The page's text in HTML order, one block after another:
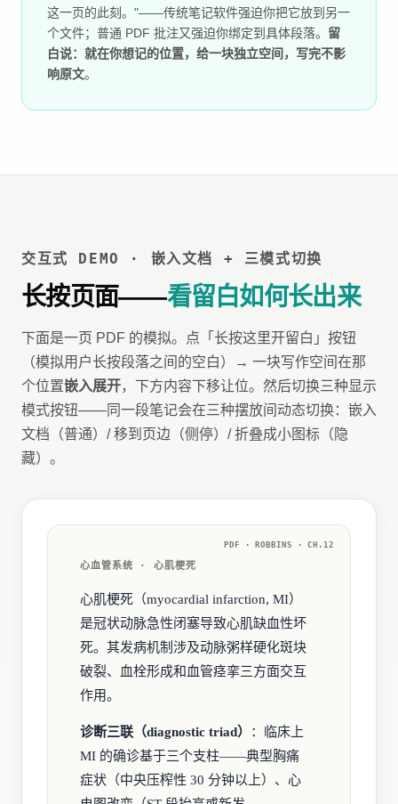
这一页的此刻。"——传统笔记软件强迫你把它放到另一
个文件；普通 PDF 批注又强迫你绑定到具体段落。 留
白说：就在你想记的位置，给一块独立空间，写完不影
响原文。
交互式 DEMO · 嵌入文档 + 三模式切换
长按页面——看留白如何长出来
下面是一页 PDF 的模拟。点「长按这里开留白」按钮
（模拟用户长按段落之间的空白）→ 一块写作空间在那
个位置嵌入展开，下方内容下移让位。然后切换三种显示
模式按钮——同一段笔记会在三种摆放间动态切换：嵌入
文档（普通）/ 移到页边（侧停）/ 折叠成小图标（隐
藏）。
PDF · ROBBINS · CH.12
心血管系统 · 心肌梗死
心肌梗死（myocardial infarction, MI）
是冠状动脉急性闭塞导致心肌缺血性坏
死。其发病机制涉及动脉粥样硬化斑块
破裂、血栓形成和血管痉挛三方面交互
作用。
诊断三联（diagnostic triad）
：临床上
MI 的确诊基于三个支柱——典型胸痛
症状（中央压榨性 30 分钟以上）、心